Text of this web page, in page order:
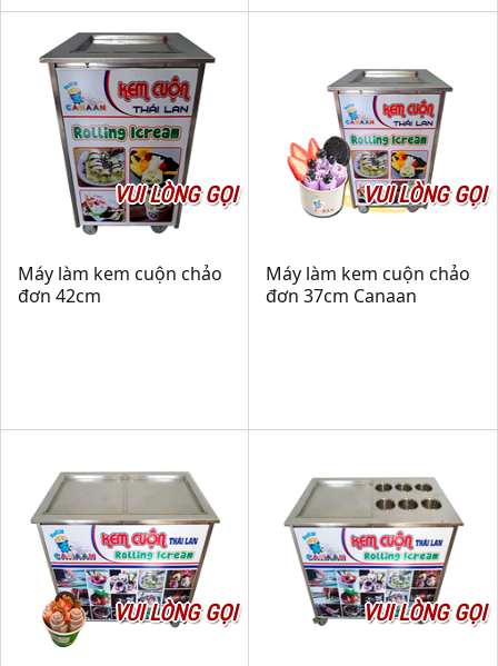
VUI LÒNG GỌI
Máy làm kem cuộn chảo
đơn 42cm
VUI LÒNG GỌI
Máy làm kem cuộn chảo
đơn 37cm Canaan
VUI LÒNG GỌI VUI LÒNG GỌI